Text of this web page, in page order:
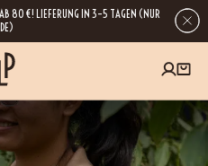
80 €! LIEFERUNG IN 3–5 TAGEN (NUR
DE)